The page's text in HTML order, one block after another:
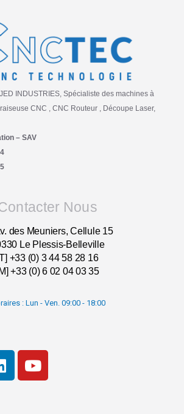
INDUSTRIES, Spécialiste des machines à
CNC , CNC Routeur , Découpe Laser,
– SAV
Nous
des Meuniers, Cellule 15
Le Plessis-Belleville
+33 (0) 3 44 58 28 16
+33 (0) 6 02 04 03 35
: Lun - Ven. 09:00 - 18:00